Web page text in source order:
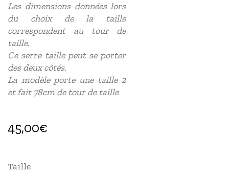
Les dimensions données lors
du choix de la taille
correspondent au tour de
taille.
Ce serre taille peut se porter
des deux côtés.
La modèle porte une taille 2
et fait 78cm de tour de taille
45,00€
Taille